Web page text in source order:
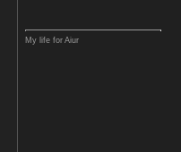
My life for Aiur